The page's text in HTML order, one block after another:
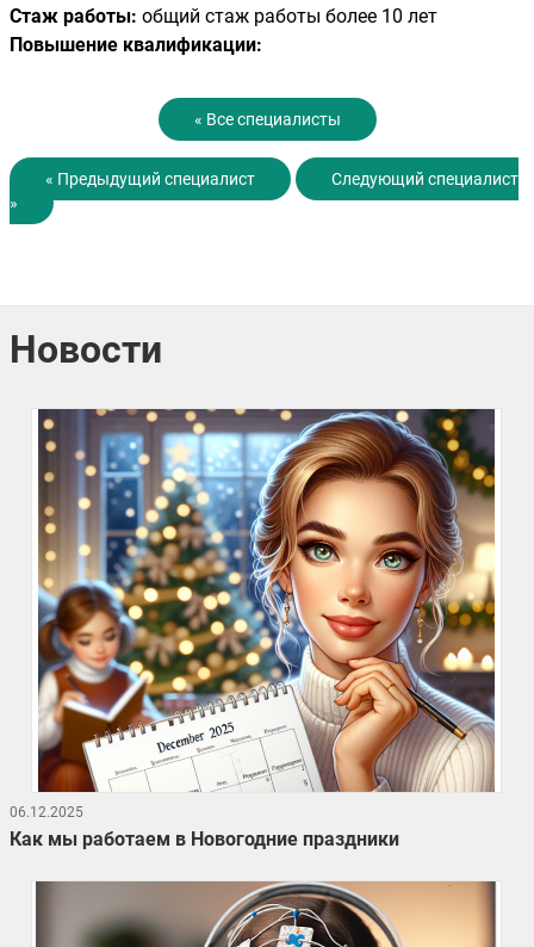
Стаж работы: общий стаж работы более 10 лет
Повышение квалификации:
« Все специалисты
« Предыдущий специалист
Следующий специалист
»
Новости
06.12.2025
Как мы работаем в Новогодние праздники